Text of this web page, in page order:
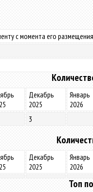
с момента его
Декабрь
2025
Январь
2026
3
Декабрь
2025
Январь
2026
Топ